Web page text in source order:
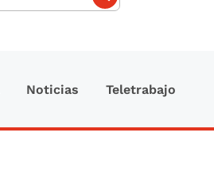
Noticias Teletrabajo